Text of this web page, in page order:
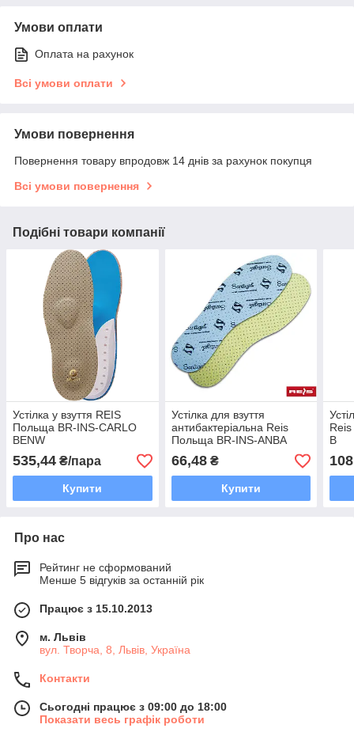
Умови оплати
Оплата на рахунок
Всі умови оплати
Умови повернення
Повернення товару впродовж 14 днів за рахунок покупця
Всі умови повернення
Подібні товари компанії
Устілка у взуття REIS
Польща BR-INS-CARLO
BENW
535,44 ₴/пара
Купити
Устілка для взуття
антибактеріальна Reis
Польща BR-INS-ANBA
66,48₴
Купити
B
Про нас
Рейтинг не сформований
Менше 5 відгуків за останній рік
Працює з 15.10.2013
м. Львів
вул. Творча, 8, Львів, Україна
Контакти
Сьогодні працює з 09:00 до 18:00
Показати весь графік роботи